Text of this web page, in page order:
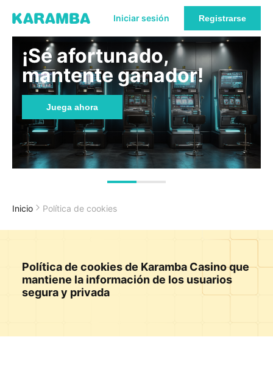
Iniciar sesión Registrarse
¡Sé afortunado,
mantente ganador!
Juega ahora
Inicio Política de cookies
Política de cookies de Karamba Casino que
mantiene la información de los usuarios
segura y privada